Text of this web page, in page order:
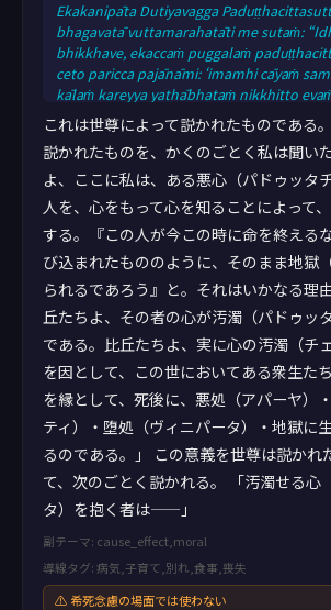
Ekakanipāta Dutiyavagga
bhagavatā vuttamarahatāti me sutaṁ:
bhikkhave, ekaccaṁ puggalaṁ
ceto paricca pajānāmi: ‘imamhi cāyaṁ
kālaṁ kareyya yathābhataṁ nikkhitto
kissa hetu? Cittaṁ hissa, bhikkhave,
Cetopadosahetu kho pana, bhikkhave,
sattā kāyassa bhedā paraṁ maraṇā
vinipātaṁ nirayaṁ upapajjantī”ti.
avoca. Tatthetaṁ iti vuccati: “Paduṭṭ
これは世尊によって説かれたものである
説かれたものを、かくのごとく私は聞い
よ、ここに私は、ある悪心（パドゥッタ
人を、心をもって心を知ることによって
する。『この人が今この時に命を終える
び込まれたもののように、そのまま地獄
られるであろう』と。それはいかなる理
丘たちよ、その者の心が汚濁（パドゥッ
である。比丘たちよ、実に心の汚濁（チ
を因として、この世においてある衆生た
を縁として、死後に、悪処（アパーヤ）
ティ）・堕処（ヴィニパータ）・地獄に
るのである。」 この意義を世尊は説かれ
て、次のごとく説かれる。 「汚濁せる心
タ）を抱く者は——」
副テーマ: cause_effect,moral
導線タグ: 病気,子育て,別れ,食事,喪失
⚠ 希死念慮の場面では使わない